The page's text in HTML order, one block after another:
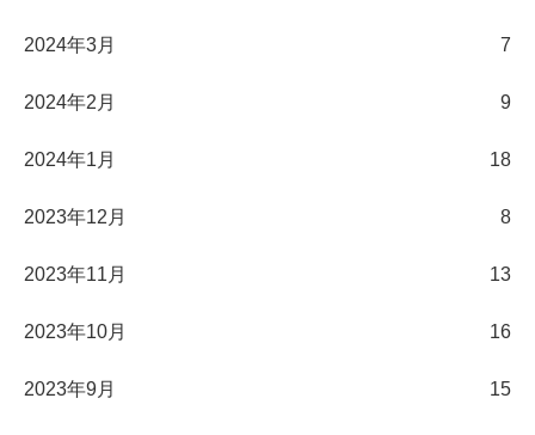
2024年3月 7
2024年2月 9
2024年1月 18
2023年12月 8
2023年11月 13
2023年10月 16
2023年9月 15